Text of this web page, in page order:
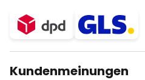
Kundenmeinungen